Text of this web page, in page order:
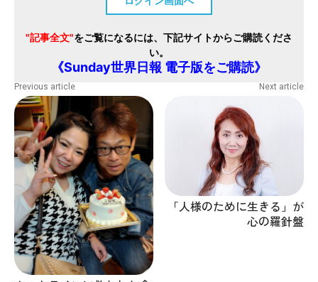
"記事全文"をご覧になるには、下記サイトからご購読くださ
い。
《Sunday世界日報 電子版をご購読》
Previous article Next article
「人様のために生きる」が
心の羅針盤